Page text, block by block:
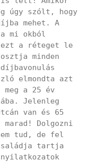
úgy szólt, hogy
mehet. A
mi okból
ezt a réteget le
minden
elmondta azt
a 25 év
Jelenleg
van és 65
Dolgozni
tud, de fel
tartja